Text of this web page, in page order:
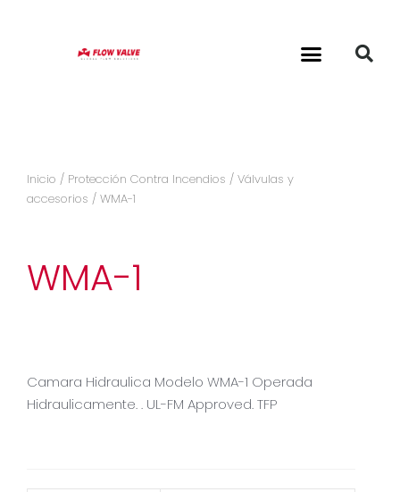
Inicio / Protección Contra Incendios / Válvulas y
accesorios / WMA-1
WMA-1
Camara Hidraulica Modelo WMA-1 Operada
Hidraulicamente. . UL-FM Approved. TFP